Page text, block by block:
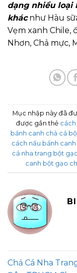
dạng nhiều loại
khácnhư Hàu
Vẹm xanh Chile,
Nhơn, Chả mực,
Mục nhập này đã
được gắn thẻ
bánh canh chả cá
cách nấu bánh
cá nha trang bột
canh bột gạo
Chả Cá Nha